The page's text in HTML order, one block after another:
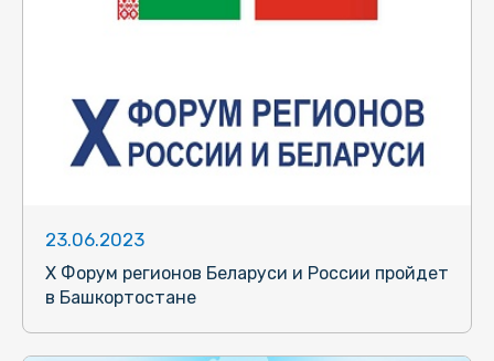
23.06.2023
X Форум регионов Беларуси и России пройдет
в Башкортостане